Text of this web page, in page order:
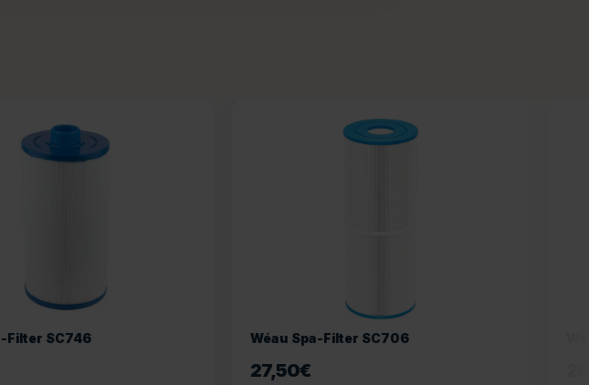
Wéau Spa-Filter SC706 Wéau Spa-Filter SC757